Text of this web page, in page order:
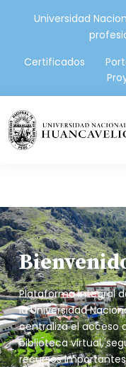
Universidad
Certificados
Plataforma integral
la Universidad
centraliza el acceso
biblioteca virtual,
recursos